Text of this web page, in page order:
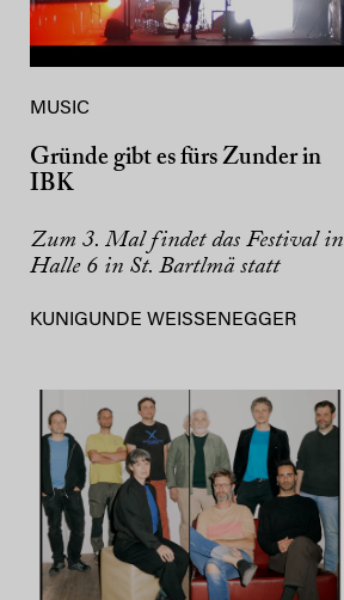
MUSIC
Gründe gibt es fürs Zunder in
IBK
Zum 3. Mal findet das Festival in
Halle 6 in St. Bartlmä statt
KUNIGUNDE WEISSENEGGER